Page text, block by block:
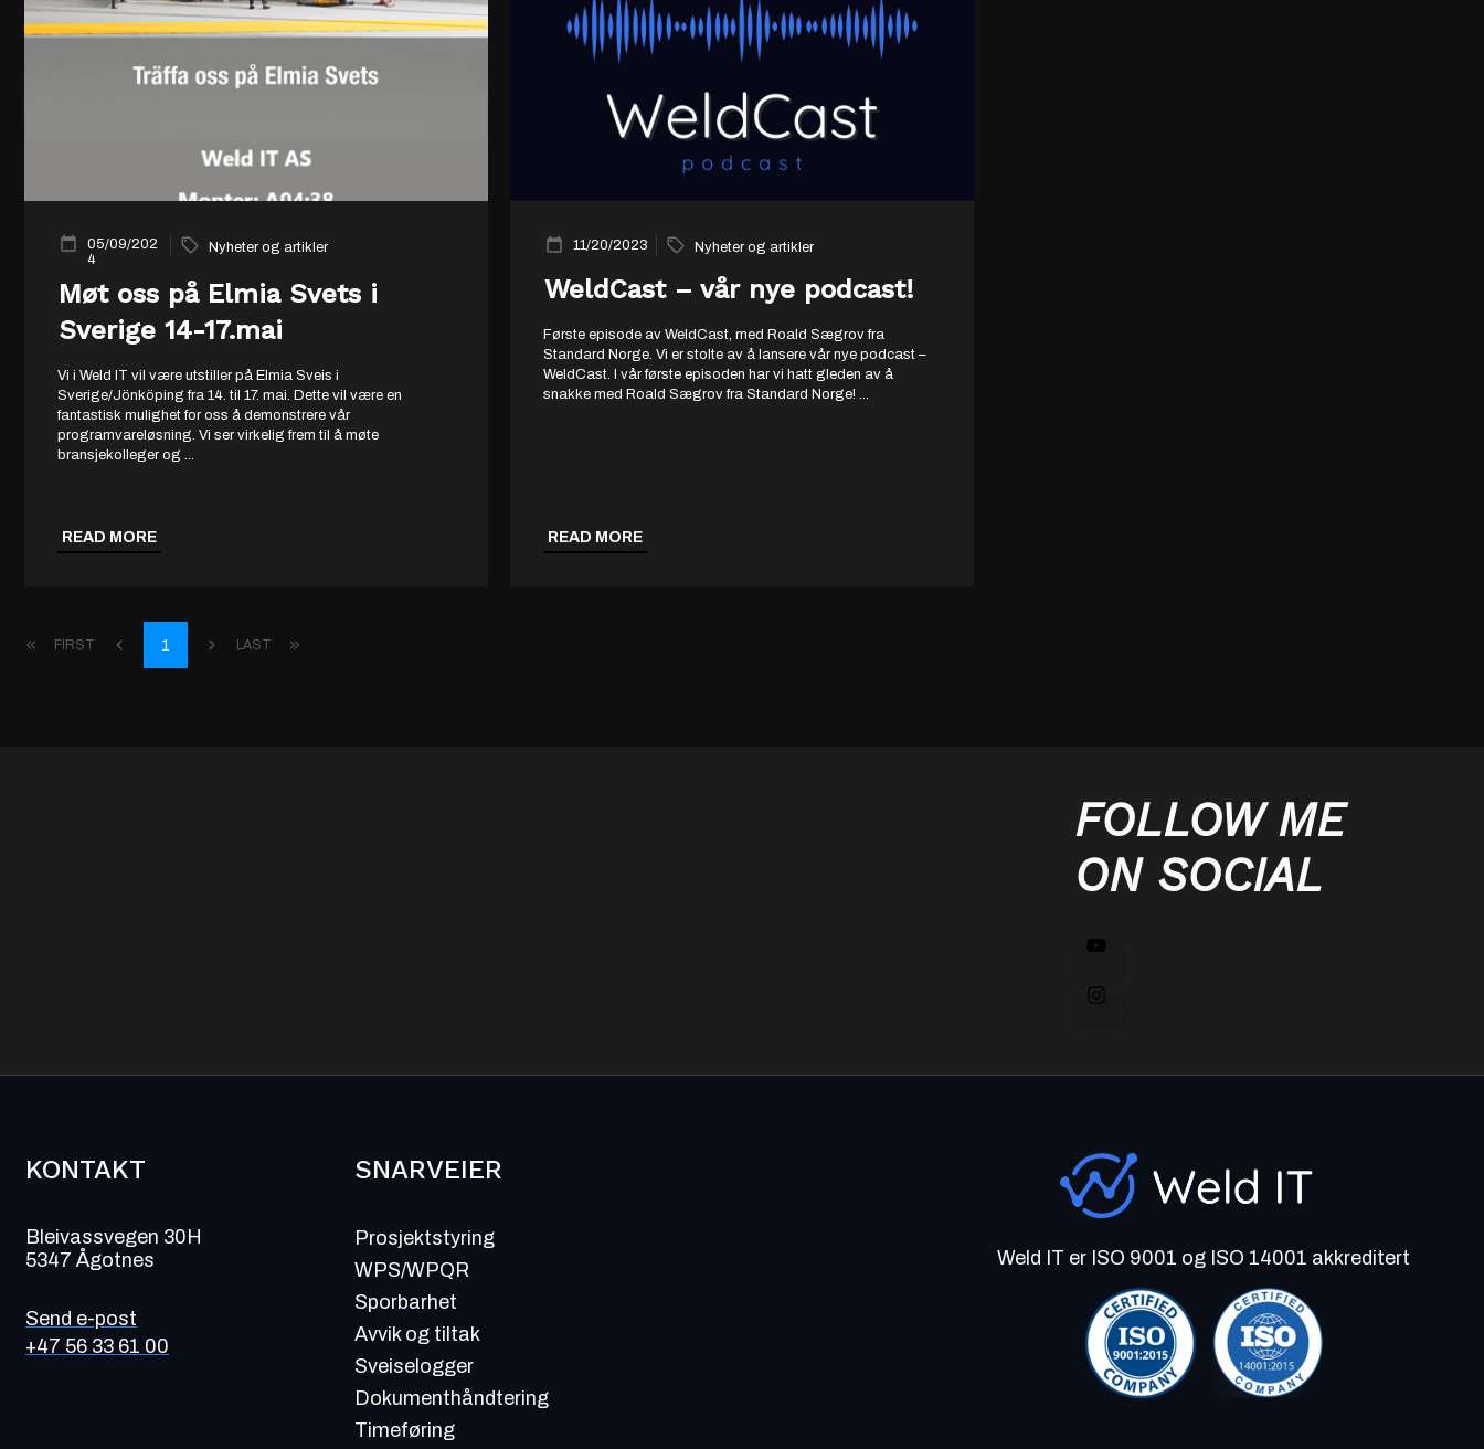
05/09/202
4
Nyheter og artikler
Møt oss på Elmia Svets i
Sverige 14-17.mai
Vi i Weld IT vil være utstiller på Elmia Sveis i
Sverige/Jönköping fra 14. til 17. mai. Dette vil være en
fantastisk mulighet for oss å demonstrere vår
programvareløsning. Vi ser virkelig frem til å møte
bransjekolleger og ...
READ MORE
11/20/2023 Nyheter og artikler
WeldCast – vår nye podcast!
Første episode av WeldCast, med Roald Sægrov fra
Standard Norge. Vi er stolte av å lansere vår nye podcast –
WeldCast. I vår første episoden har vi hatt gleden av å
snakke med Roald Sægrov fra Standard Norge!
READ MORE
FIRST 1 LAST
FOLLOW ME
ON SOCIAL
KONTAKT
Bleivassvegen 30H
5347 Ågotnes
Send e-post
+47 56 33 61 00
SNARVEIER
Prosjektstyring
WPS/WPQR
Sporbarhet
Avvik og tiltak
Sveiselogger
Dokumenthåndtering
Timeføring
Weld IT er ISO 9001 og ISO 14001 akkreditert